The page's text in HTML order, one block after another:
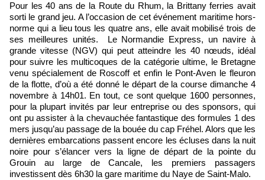
Pour les 40 ans de la Route du Rhum, la Brittany ferries avait
sorti le grand jeu. A l’occasion de cet événement maritime hors-
norme qui a lieu tous les quatre ans, elle avait mobilisé trois de
ses meilleures unités. Le Normandie Express, un navire à
grande vitesse (NGV) qui peut atteindre les 40 nœuds, idéal
pour suivre les multicoques de la catégorie ultime, le Bretagne
venu spécialement de Roscoff et enfin le Pont-Aven le fleuron
de la flotte, d’où a été donné le départ de la course dimanche 4
novembre à 14h01. En tout, ce sont quelque 1600 personnes,
pour la plupart invités par leur entreprise ou des sponsors, qui
ont pu assister à la chevauchée fantastique des formules 1 des
mers jusqu’au passage de la bouée du cap Fréhel. Alors que les
dernières embarcations passent encore les écluses dans la nuit
noire pour s’élancer vers la ligne de départ de la pointe du
Grouin au large de Cancale, les premiers passagers
investissent dès 6h30 la gare maritime du Naye de Saint-Malo.